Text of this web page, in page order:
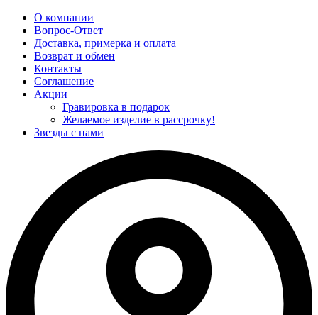
О компании
Вопрос-Ответ
Доставка, примерка и оплата
Возврат и обмен
Контакты
Соглашение
Акции
Гравировка в подарок
Желаемое изделие в рассрочку!
Звезды с нами